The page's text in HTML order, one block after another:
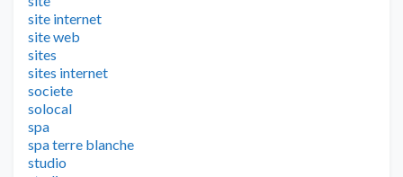
site internet
site web
sites
sites internet
societe
solocal
spa
spa terre blanche
studio